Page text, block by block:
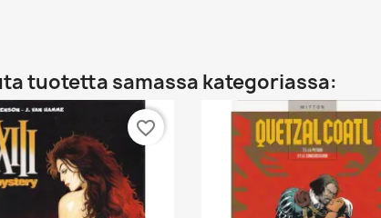
tuotetta samassa kategoriassa:
favorite_border